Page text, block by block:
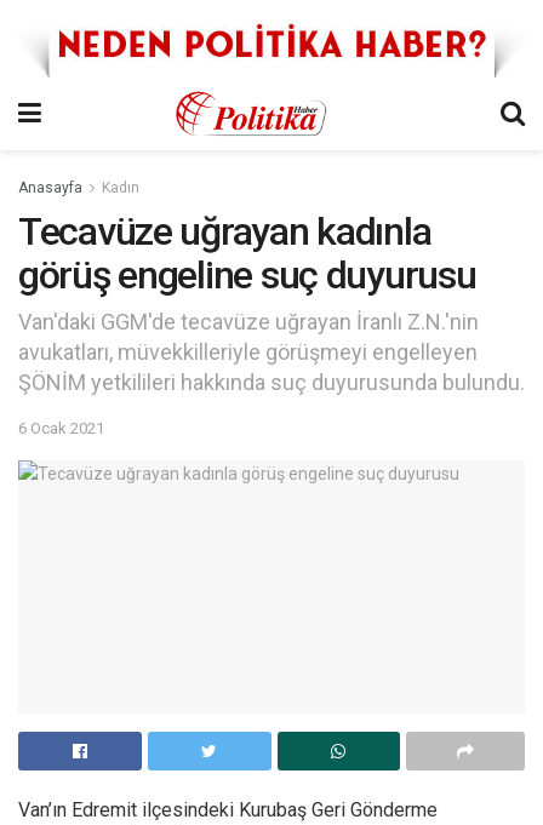
Anasayfa Kadın
Tecavüze uğrayan kadınla
görüş engeline suç duyurusu
Van'daki GGM'de tecavüze uğrayan İranlı Z.N.'nin
avukatları, müvekkilleriyle görüşmeyi engelleyen
ŞÖNİM yetkilileri hakkında suç duyurusunda bulundu.
6 Ocak 2021
Van’ın Edremit ilçesindeki Kurubaş Geri Gönderme